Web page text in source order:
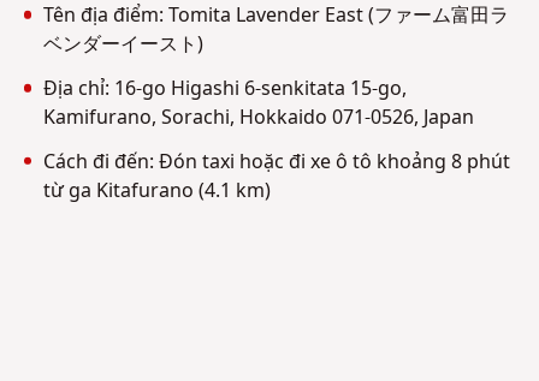
Tên địa điểm: Tomita Lavender East (ファーム富田ラ
ベンダーイースト)
Địa chỉ: 16-go Higashi 6-senkitata 15-go,
Kamifurano, Sorachi, Hokkaido 071-0526, Japan
Cách đi đến: Đón taxi hoặc đi xe ô tô khoảng 8 phút
từ ga Kitafurano (4.1 km)